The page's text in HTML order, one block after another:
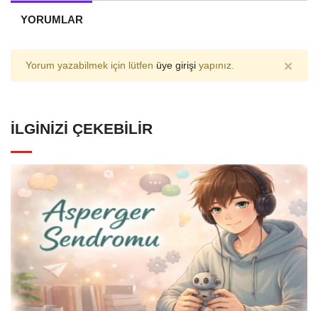
YORUMLAR
Yorum yazabilmek için lütfen üye girişi yapınız. ×
İLGINIZI ÇEKEBILIR